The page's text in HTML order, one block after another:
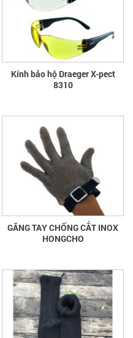
Kính bảo hộ Draeger X-pect
8310
GĂNG TAY CHỐNG CẮT INOX
HONGCHO